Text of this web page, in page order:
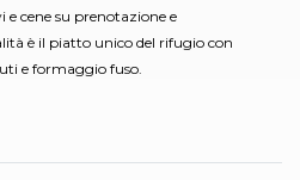
cene su prenotazione e
è il piatto unico del rifugio con
e formaggio fuso.